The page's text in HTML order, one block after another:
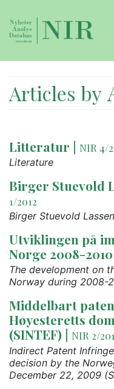
Articles by
Litteratur | NIR 4/
Literature
Birger Stuevold
1/2012
Birger Stuevold
Utviklingen på
Norge 2008-2010
The development on
Norway during 2008-
Middelbart
Høyesteretts
(SINTEF) | NIR 2/
Indirect Patent
decision by the
December 22, 2009